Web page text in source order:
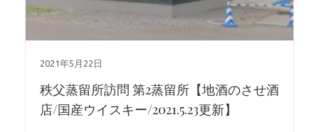
2021年5月22日
秩父蒸留所訪問 第2蒸留所【地酒のさせ酒
店/国産ウイスキー/2021.5.23更新】